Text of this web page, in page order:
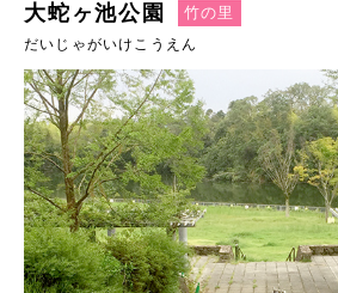
大蛇ヶ池公園 竹の里
だいじゃがいけこうえん